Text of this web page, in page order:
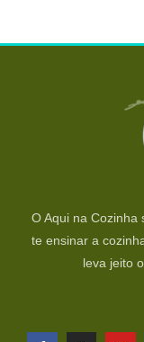
O Aqui na Cozinha
te ensinar a
leva jeito